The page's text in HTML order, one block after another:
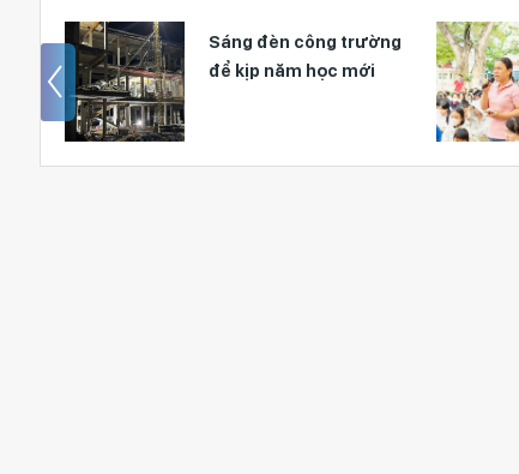
Sáng đèn công trường
để kịp năm học mới